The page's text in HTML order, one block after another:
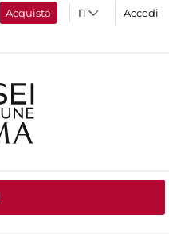
Acquista Accedi